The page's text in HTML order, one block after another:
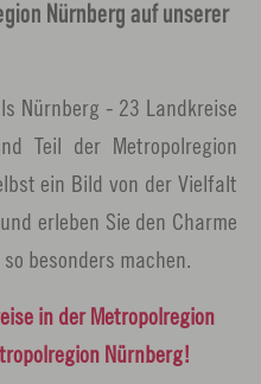
Nürnberg auf unserer
Nürnberg - 23 Landkreise
Teil der Metropolregion
ein Bild von der Vielfalt
erleben Sie den Charme
besonders machen.
in der Metropolregion
Nürnberg!